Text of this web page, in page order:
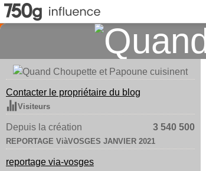
Contacter le propriétaire du blog
Visiteurs
Depuis la création 3 540 500
REPORTAGE ViàVOSGES JANVIER 2021
reportage via-vosges